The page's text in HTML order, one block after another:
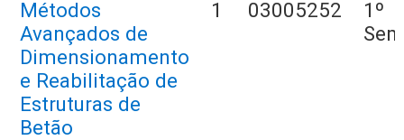
Métodos
Avançados de
Dimensionamento
e Reabilitação de
Estruturas de
Betão
1 03005252
1º